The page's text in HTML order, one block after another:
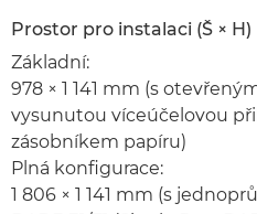
Prostor pro instalaci (Š × H)
Základní:
978 × 1 141 mm (s
vysunutou víceúčelovou
zásobníkem papíru)
Plná konfigurace:
1 806 × 1 141 mm (s